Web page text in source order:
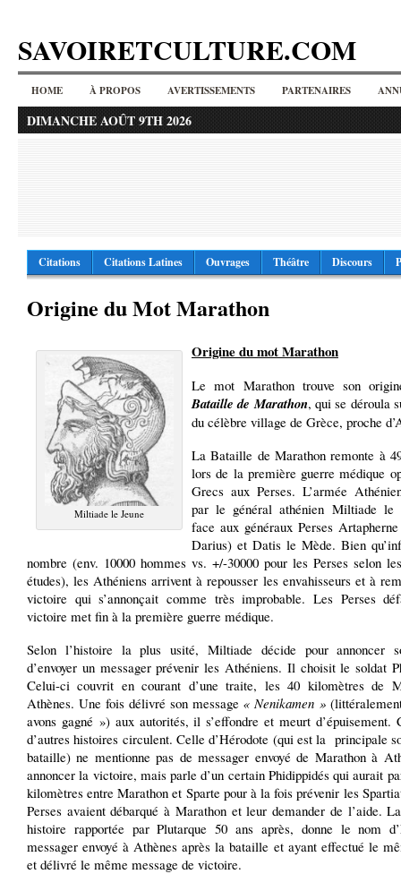
SAVOIRETCULTURE.COM
HOME À PROPOS AVERTISSEMENTS PARTENAIRES
DIMANCHE AOÛT 9TH 2026
Citations Citations Latines Ouvrages Théâtre Discours
Origine du Mot Marathon
Miltiade le Jeune
Origine du mot Marathon
Le mot Marathon trouve son
Bataille de Marathon, qui se déroula
du célèbre village de Grèce, proche
La Bataille de Marathon remonte à
lors de la première guerre médique
Grecs aux Perses. L’armée
par le général athénien Miltiade le
face aux généraux Perses
Darius) et Datis le Mède. Bien
nombre (env. 10000 hommes vs. +/-30000 pour les Perses selon
études), les Athéniens arrivent à repousser les envahisseurs et à
victoire qui s’annonçait comme très improbable. Les Perses
victoire met fin à la première guerre médique.
Selon l’histoire la plus usité, Miltiade décide pour annoncer
d’envoyer un messager prévenir les Athéniens. Il choisit le soldat
Celui-ci couvrit en courant d’une traite, les 40 kilomètres de
Athènes. Une fois délivré son message « Nenikamen »
avons gagné ») aux autorités, il s’effondre et meurt d’épuisement.
d’autres histoires circulent. Celle d’Hérodote (qui est la principale
bataille) ne mentionne pas de messager envoyé de Marathon à
annoncer la victoire, mais parle d’un certain Phidippidés qui aurait
kilomètres entre Marathon et Sparte pour à la fois prévenir les
Perses avaient débarqué à Marathon et leur demander de l’aide.
histoire rapportée par Plutarque 50 ans après, donne le nom
messager envoyé à Athènes après la bataille et ayant effectué le
et délivré le même message de victoire.